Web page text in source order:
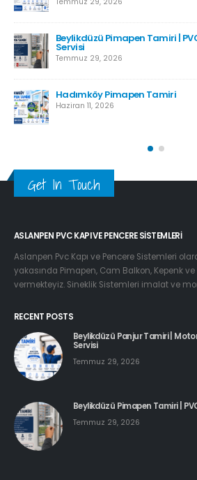
Beylikdüzü Pimapen Tamiri |
Servisi
Temmuz 29, 2026
Hadımköy Pimapen Tamiri
Haziran 11, 2026
Get In Touch
ASLANPEN PVC KAPI VE PENCERE SISTEMLERI
Aslanpen Pvc Kapı ve Pencere Sistemleri
yakasında Pimapen, Cam Balkon, Kepenk
vermekteyiz. Sineklik Sistemleri imalat ve
RECENT POSTS
Beylikdüzü Panjur Tamiri |
Servisi
Temmuz 29, 2026
Beylikdüzü Pimapen Tamiri |
Temmuz 29, 2026